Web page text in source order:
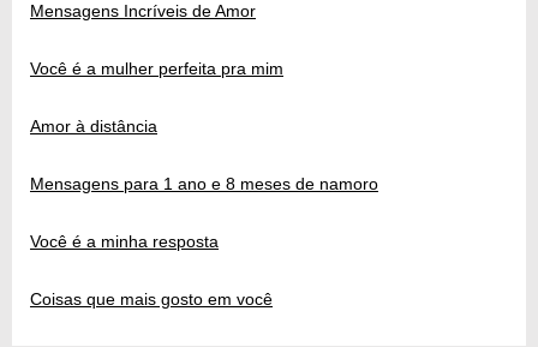
Mensagens Incríveis de Amor
Você é a mulher perfeita pra mim
Amor à distância
Mensagens para 1 ano e 8 meses de namoro
Você é a minha resposta
Coisas que mais gosto em você